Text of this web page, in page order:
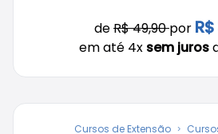
deR$ 49,90por
em até 4x sem juros
Cursos de Extensão